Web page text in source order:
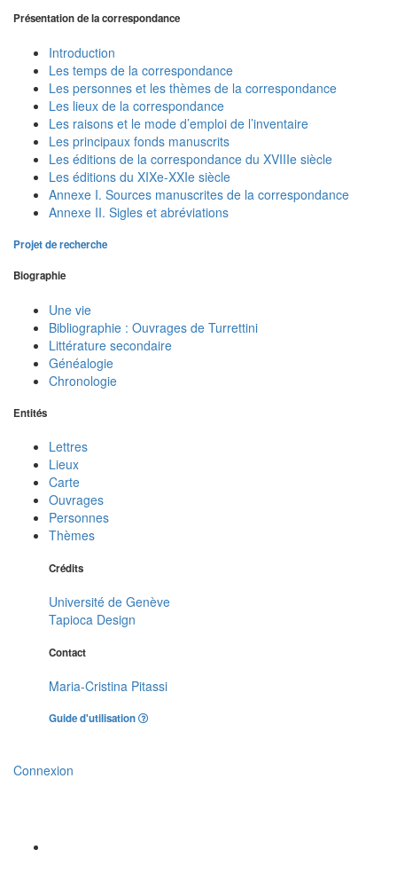
Présentation de la correspondance
Introduction
Les temps de la correspondance
Les personnes et les thèmes de la correspondance
Les lieux de la correspondance
Les raisons et le mode d’emploi de l’inventaire
Les principaux fonds manuscrits
Les éditions de la correspondance du XVIIIe siècle
Les éditions du XIXe-XXIe siècle
Annexe I. Sources manuscrites de la correspondance
Annexe II. Sigles et abréviations
Projet de recherche
Biographie
Une vie
Bibliographie : Ouvrages de Turrettini
Littérature secondaire
Généalogie
Chronologie
Entités
Lettres
Lieux
Carte
Ouvrages
Personnes
Thèmes
Crédits
Université de Genève
Tapioca Design
Contact
Maria-Cristina Pitassi
Guide d'utilisation
Connexion